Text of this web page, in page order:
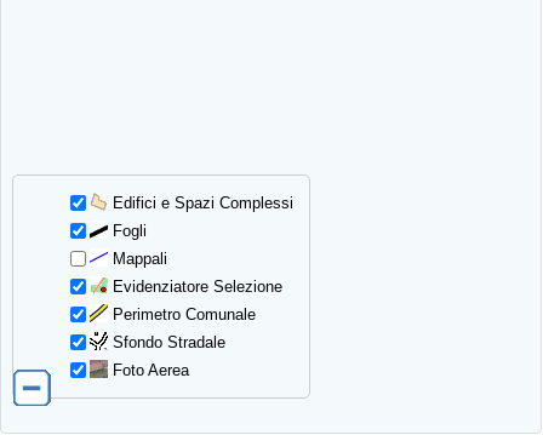
Edifici e Spazi Complessi
Fogli
Mappali
Evidenziatore Selezione
Perimetro Comunale
Sfondo Stradale
Foto Aerea